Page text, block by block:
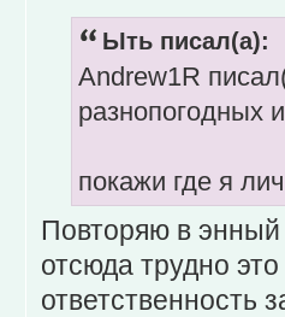
Ыть писал(а):
Andrew1R
разнопогодных
покажи где я
Повторяю в энный
отсюда трудно
ответственность